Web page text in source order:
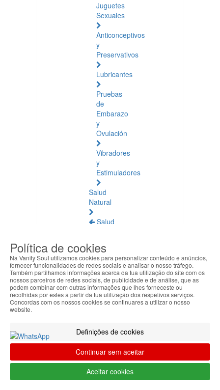
Juguetes
Sexuales
Anticonceptivos
y
Preservativos
Lubricantes
Pruebas
de
Embarazo
y
Ovulación
Vibradores
y
Estimuladores
Salud
Natural
Salud
todos
Ámbar
Báltico
Articulaciones
Diario
Circulación
y
Política de cookies
Na Vanity Soul utilizamos cookies para personalizar conteúdo e anúncios,
fornecer funcionalidades de redes sociais e analisar o nosso tráfego.
Também partilhamos informações acerca da tua utilização do site com os
nossos parceiros de redes sociais, de publicidade e de análise, que as
podem combinar com outras informações que lhes forneceste ou
recolhidas por estes a partir da tua utilização dos respetivos serviços.
Concordas com os nossos cookies se continuares a utilizar o nosso
website.
Definições de cookies
Continuar sem aceitar
Aceitar cookies